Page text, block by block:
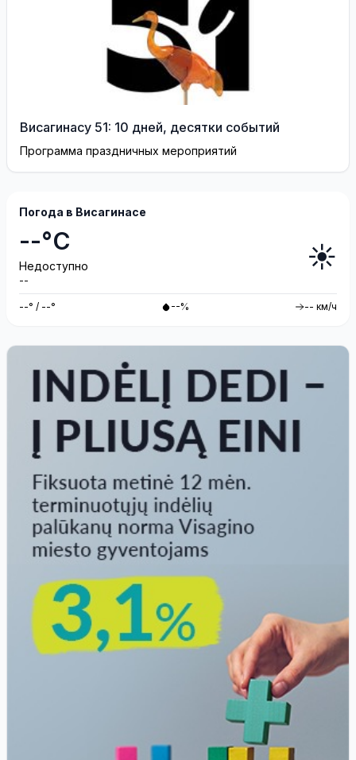
Висагинасу 51: 10 дней, десятки событий
Программа праздничных мероприятий
Погода в Висагинасе
--°C
Недоступно
--
☀️
--° / --° --% -- км/ч